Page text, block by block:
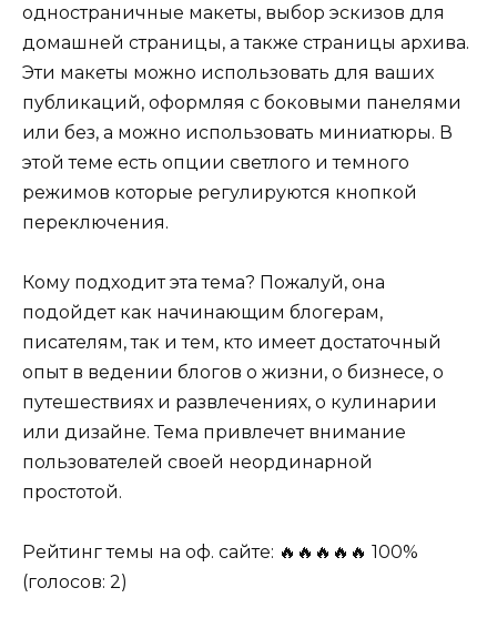
одностраничные макеты, выбор эскизов для
домашней страницы, а также страницы архива.
Эти макеты можно использовать для ваших
публикаций, оформляя с боковыми панелями
или без, а можно использовать миниатюры. В
этой теме есть опции светлого и темного
режимов которые регулируются кнопкой
переключения.
Кому подходит эта тема? Пожалуй, она
подойдет как начинающим блогерам,
писателям, так и тем, кто имеет достаточный
опыт в ведении блогов о жизни, о бизнесе, о
путешествиях и развлечениях, о кулинарии
или дизайне. Тема привлечет внимание
пользователей своей неординарной
простотой.
Рейтинг темы на оф. сайте: 🔥🔥🔥🔥🔥 100%
(голосов: 2)